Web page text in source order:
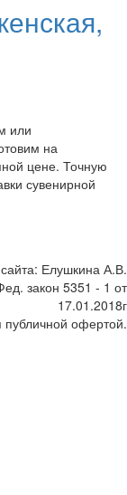
или
на
цене. Точную
сувенирной
Елушкина А.В.
закон 5351 - 1 от
17.01.2018г
офертой.